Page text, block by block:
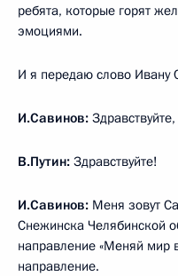
ребята, которые горят
эмоциями.
И я передаю слово Ивану
И.Савинов:
В.Путин: Здравствуйте!
И.Савинов: Меня зовут
Снежинска Челябинской
направление «Меняй мир
направление.